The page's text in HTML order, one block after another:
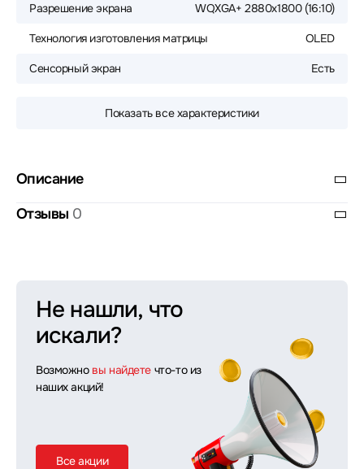
Разрешение экрана WQXGA+ 2880x1800 (16:10)
Технология изготовления матрицы OLED
Сенсорный экран Есть
Показать все характеристики
Описание
Отзывы 0
Не нашли, что
искали?
Возможно вы найдете что-то из
наших акций!
Все акции